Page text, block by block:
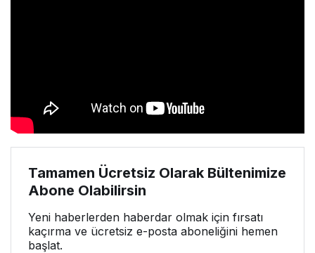
Tamamen Ücretsiz Olarak Bültenimize
Abone Olabilirsin
Yeni haberlerden haberdar olmak için fırsatı
kaçırma ve ücretsiz e-posta aboneliğini hemen
başlat.